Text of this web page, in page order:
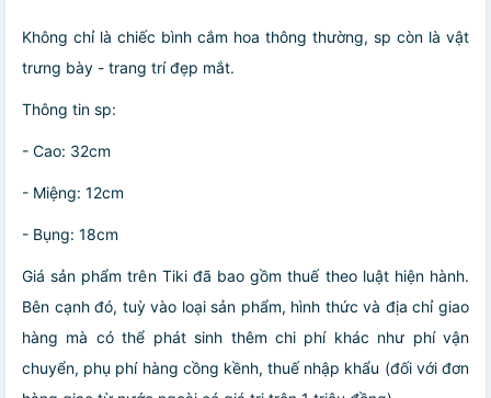
Không chỉ là chiếc bình cắm hoa thông thường, sp còn là vật
trưng bày - trang trí đẹp mắt.
Thông tin sp:
- Cao: 32cm
- Miệng: 12cm
- Bụng: 18cm
Giá sản phẩm trên Tiki đã bao gồm thuế theo luật hiện hành.
Bên cạnh đó, tuỳ vào loại sản phẩm, hình thức và địa chỉ giao
hàng mà có thể phát sinh thêm chi phí khác như phí vận
chuyển, phụ phí hàng cồng kềnh, thuế nhập khẩu (đối với đơn